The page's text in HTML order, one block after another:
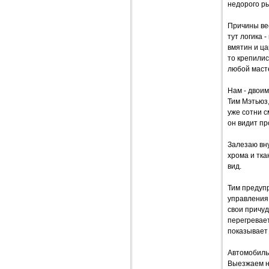
недорого
Причины
тут логика
вмятин и
то
любой
Нам - двоим
Тим
уже сотни
он видит
Залезаю
хрома и
вид.
Тим
свои
Выезжаем